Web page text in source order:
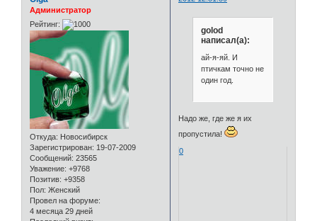
Администратор
Рейтинг:
Откуда: Новосибирск
Зарегистрирован: 19-07-2009
Сообщений: 23565
Уважение: +9768
Позитив: +9358
Пол: Женский
Провел на форуме:
4 месяца 29 дней
golod
написал(а):
ай-я-яй. И
птичкам точно не
один год.
Надо же, где же я их
пропустила!
0